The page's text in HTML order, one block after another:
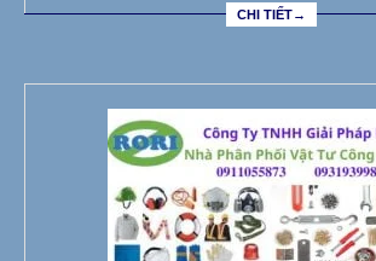
CHI TIẾT→